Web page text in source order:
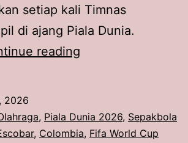
setiap kali Timnas
di ajang Piala Dunia.
reading
1994
Kembali
2026
, Piala Dunia 2026, Sepakbola
, Colombia, Fifa World Cup